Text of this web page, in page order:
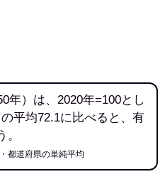
年）は、2020年=100とし
平均72.1に比べると、有
都道府県の単純平均